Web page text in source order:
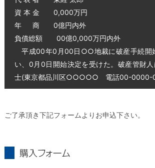
資 本 金 0,000万円
年 商 0億円内外
負債総額 00億0,000万円内外
平成00年0月00日○○地裁に破産手続開
い、0月0日開始決定を受けた。破産管
士(東京都品川区○○○○○ 電話00-0000-
ご了承頂き下記フォームよりお申込下さい。